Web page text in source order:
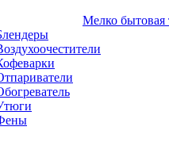
Мелко бытовая